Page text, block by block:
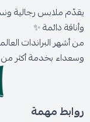
يقدّم ملابس رجالية
وأناقة دائمة ✨
من أشهر البراندات
وسعداء بخدمة أكثر من 300,000 عميل حول المملكة.
روابط مهمة